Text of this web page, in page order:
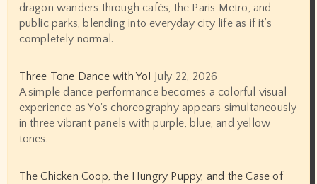
dragon wanders through cafés, the Paris Metro, and
public parks, blending into everyday city life as if it’s
completely normal.
Three Tone Dance with Yo! July 22, 2026
A simple dance performance becomes a colorful visual
experience as Yo's choreography appears simultaneously
in three vibrant panels with purple, blue, and yellow
tones.
The Chicken Coop, the Hungry Puppy, and the Case of